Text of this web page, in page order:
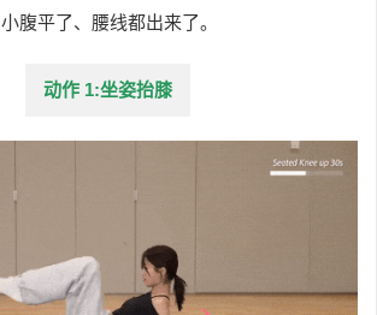
小腹平了、腰线都出来了。
动作 1:坐姿抬膝